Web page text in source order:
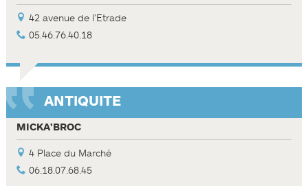
42 avenue de l'Etrade
05.46.76.40.18
ANTIQUITE
MICKA'BROC
4 Place du Marché
06.18.07.68.45